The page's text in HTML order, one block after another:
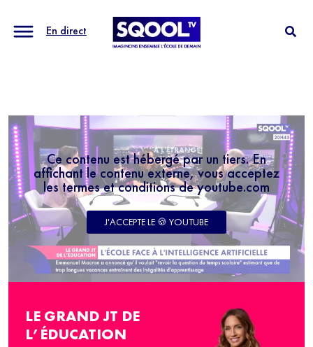
En direct
Ce contenu est hébergé par un tiers. En
affichant le contenu externe, vous acceptez
les termes et conditions de youtube.com
J'ACCEPTE LE 🍪 YOUTUBE
LE GRAND JT DE
L’ÉDUCATION